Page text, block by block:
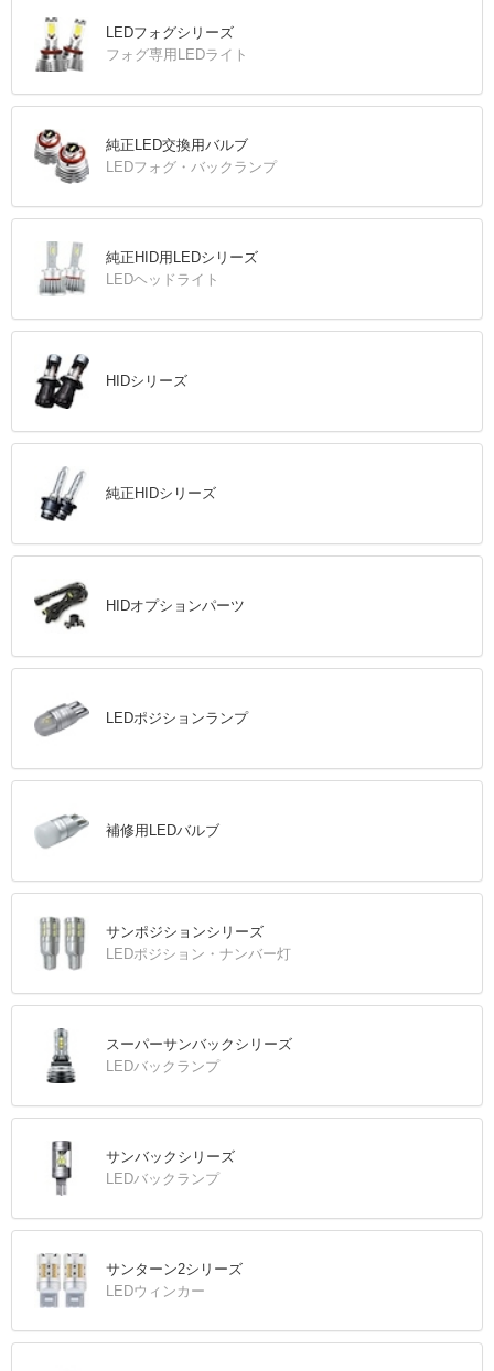
LEDフォグシリーズ
フォグ専用LEDライト
純正LED交換用バルブ
LEDフォグ・バックランプ
純正HID用LEDシリーズ
LEDヘッドライト
HIDシリーズ
純正HIDシリーズ
HIDオプションパーツ
LEDポジションランプ
補修用LEDバルブ
サンポジションシリーズ
LEDポジション・ナンバー灯
スーパーサンバックシリーズ
LEDバックランプ
サンバックシリーズ
LEDバックランプ
サンターン2シリーズ
LEDウィンカー